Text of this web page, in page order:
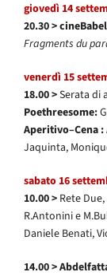
giovedì 14
20.30 >cineBabel
Fragments du
venerdì 15
18.00 >Serata di
Poethreesome:
Aperitivo–Cena :
Jaquinta,
sabato 16
10.00 > Rete Due,
R.Antonini e
Daniele Benati,
14.00 >